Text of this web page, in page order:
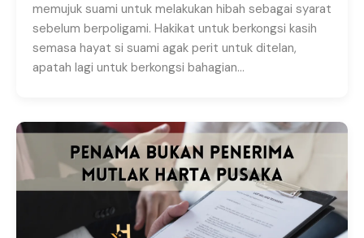
memujuk suami untuk melakukan hibah sebagai syarat
sebelum berpoligami. Hakikat untuk berkongsi kasih
semasa hayat si suami agak perit untuk ditelan,
apatah lagi untuk berkongsi bahagian…